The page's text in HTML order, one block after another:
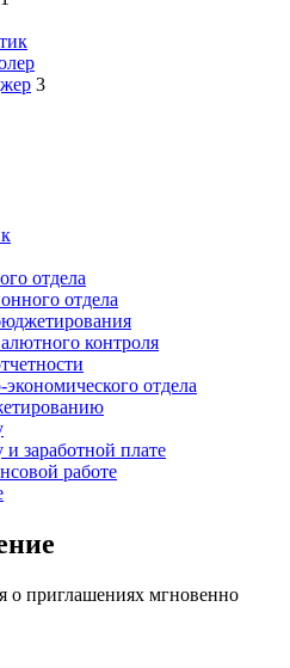
3
отдела
отдела
контроля
отдела
заработной плате
работе
о приглашениях мгновенно